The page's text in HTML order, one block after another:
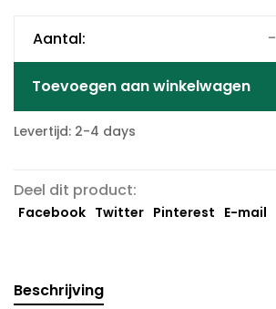
Aantal: -
Toevoegen aan winkelwagen
Levertijd: 2-4 days
Deel dit product:
Facebook Twitter Pinterest E-mail
Beschrijving